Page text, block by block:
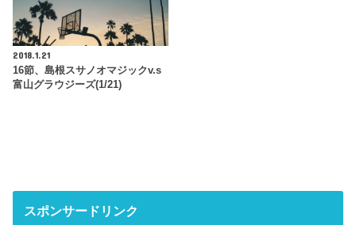
2018.1.21
16節、島根スサノオマジックv.s
富山グラウジーズ(1/21)
スポンサードリンク